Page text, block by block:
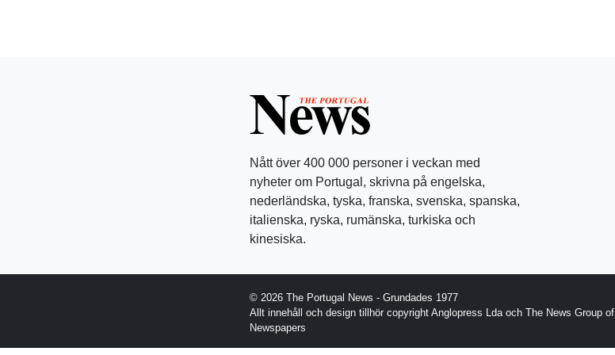
Nått över 400 000 personer i veckan med
nyheter om Portugal, skrivna på engelska,
nederländska, tyska, franska, svenska, spanska,
italienska, ryska, rumänska, turkiska och
kinesiska.
© 2026 The Portugal News - Grundades 1977
Allt innehåll och design tillhör copyright Anglopress Lda och The News Group of
Newspapers